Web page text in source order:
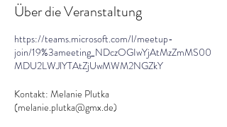
Über die Veranstaltung
https://teams.microsoft.com/l/meetup-
join/19%3ameeting_NDczOGIwYjAtMzZmMS00
MDU2LWJlYTAtZjUwMWM2NGZkY
Kontakt: Melanie Plutka
(melanie.plutka@gmx.de)